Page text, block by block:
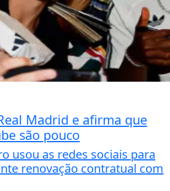
Madrid e afirma que
são pouco
usou as redes sociais para
renovação contratual com